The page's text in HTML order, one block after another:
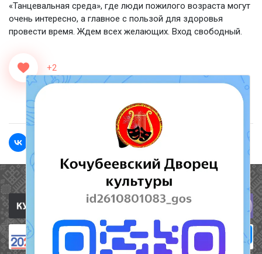
«Танцевальная среда», где люди пожилого возраста могут
очень интересно, а главное с пользой для здоровья
провести время. Ждем всех желающих. Вход свободный.
+2
Полезные ссылки